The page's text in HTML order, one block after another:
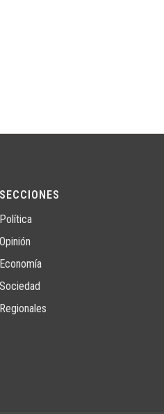
SECCIONES
Política
Opinión
Economía
Sociedad
Regionales